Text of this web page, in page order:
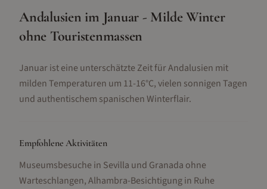
Andalusien im Januar - Milde Winter
ohne Touristenmassen
Januar ist eine unterschätzte Zeit für Andalusien mit
milden Temperaturen um 11-16°C, vielen sonnigen Tagen
und authentischem spanischen Winterflair.
Empfohlene Aktivitäten
Museumsbesuche in Sevilla und Granada ohne
Warteschlangen, Alhambra-Besichtigung in Ruhe